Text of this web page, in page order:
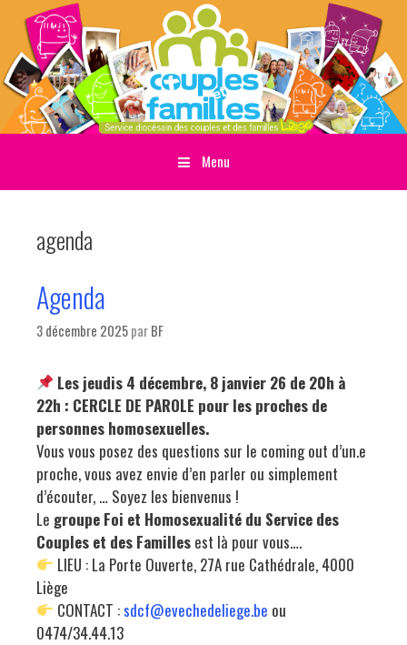
Menu
agenda
Agenda
3 décembre 2025parBF
Les jeudis 4 décembre, 8 janvier 26 de 20h à
22h : CERCLE DE PAROLE pour les proches de
personnes homosexuelles.
Vous vous posez des questions sur le coming out d’un.e
proche, vous avez envie d’en parler ou simplement
d’écouter, … Soyez les bienvenus !
Le groupe Foi et Homosexualité du Service des
Couples et des Familles est là pour vous….
LIEU : La Porte Ouverte, 27A rue Cathédrale, 4000
Liège
CONTACT :sdcf@evechedeliege.be ou
0474/34.44.13